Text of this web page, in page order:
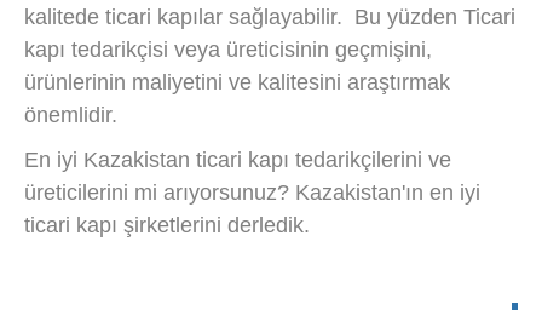
kalitede ticari kapılar sağlayabilir. Bu yüzden Ticari
kapı tedarikçisi veya üreticisinin geçmişini,
ürünlerinin maliyetini ve kalitesini araştırmak
önemlidir.
En iyi Kazakistan ticari kapı tedarikçilerini ve
üreticilerini mi arıyorsunuz? Kazakistan'ın en iyi
ticari kapı şirketlerini derledik.